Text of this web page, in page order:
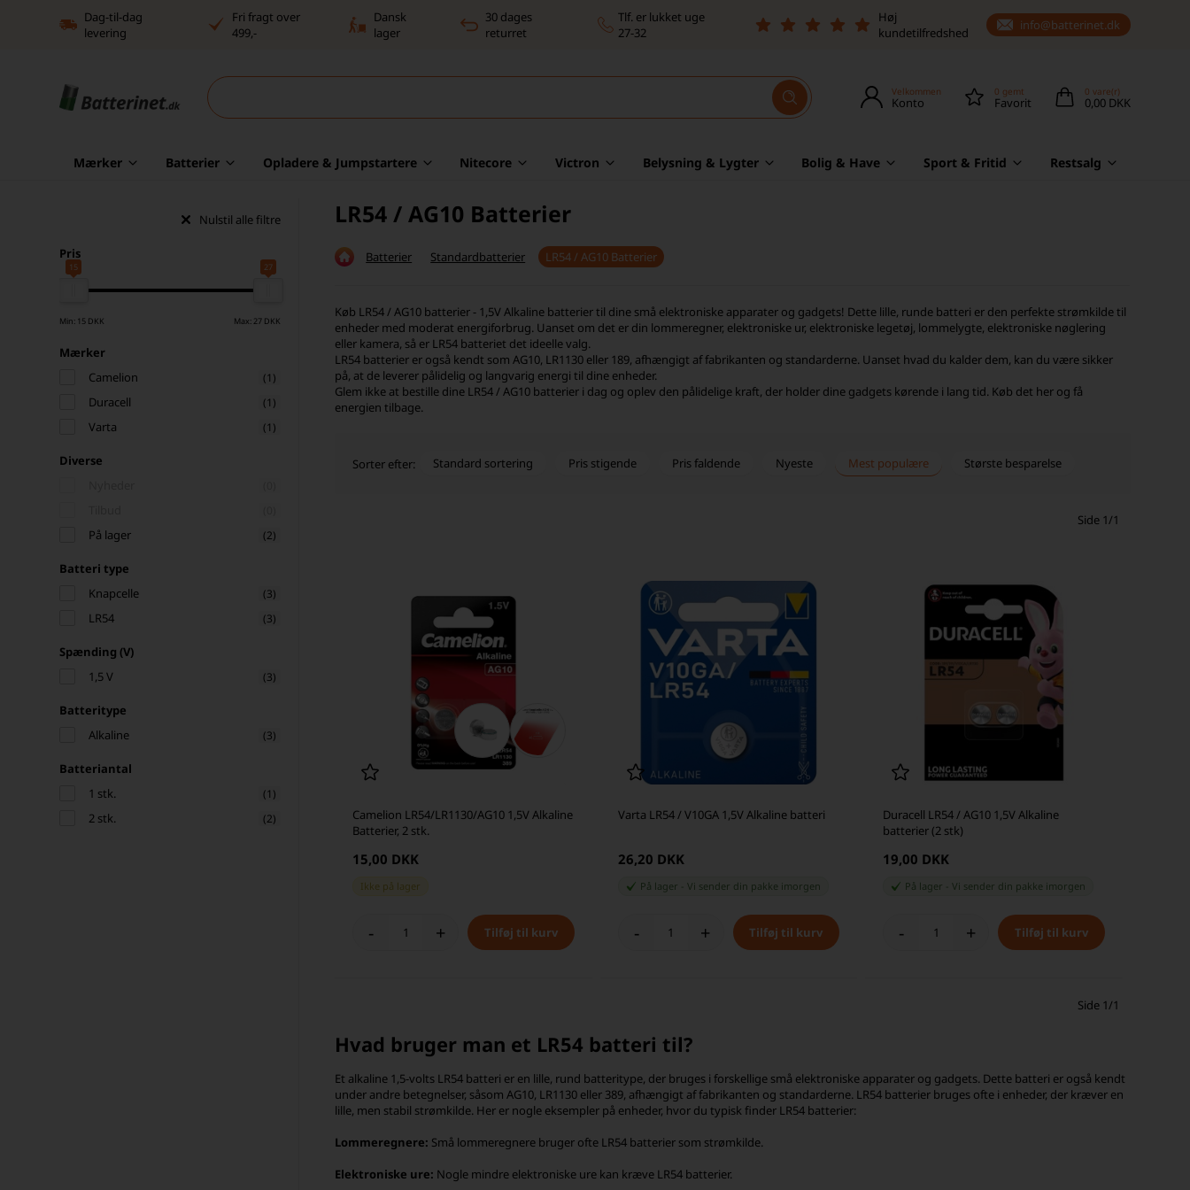
Dag-til-dag
levering
Fri fragt over
499,-
Dansk
lager
30 dages
returret
Tlf. er lukket uge
27-32
Høj
kundetilfredshed
info@batterinet.dk
Velkommen
Konto
0 gemt
Favorit
0 vare(r)
0,00 DKK
Mærker Batterier Opladere & Jumpstartere Nitecore Victron Belysning & Lygter Bolig & Have Sport & Fritid Restsalg
Nulstil alle filtre
Pris
15 27
Min: 15 DKK Max: 27 DKK
Mærker
Camelion
(1)
Duracell (1)
Varta (1)
Diverse
På lager (2)
Batteri type
Knapcelle
(3)
LR54 (3)
Spænding (V)
1,5 V
(3)
Batteritype
Alkaline
(3)
Batteriantal
1 stk.
(1)
2 stk. (2)
LR54 / AG10 Batterier
Batterier Standardbatterier LR54 / AG10 Batterier
Køb LR54 / AG10 batterier - 1,5V Alkaline batterier til dine små elektroniske apparater og gadgets! Dette lille, runde batteri er den perfekte strømkilde til
enheder med moderat energiforbrug. Uanset om det er din lommeregner, elektroniske ur, elektroniske legetøj, lommelygte, elektroniske nøglering
eller kamera, så er LR54 batteriet det ideelle valg.
LR54 batterier er også kendt som AG10, LR1130 eller 189, afhængigt af fabrikanten og standarderne. Uanset hvad du kalder dem, kan du være sikker
på, at de leverer pålidelig og langvarig energi til dine enheder.
Glem ikke at bestille dine LR54 / AG10 batterier i dag og oplev den pålidelige kraft, der holder dine gadgets kørende i lang tid. Køb det her og få
energien tilbage.
Sorter efter: Standard sortering Pris stigende Pris faldende Nyeste Mest populære Største besparelse
Side 1/1
Camelion LR54/LR1130/AG10 1,5V Alkaline
Batterier, 2 stk.
15,00 DKK
Ikke på lager
- +
Varta LR54 / V10GA 1,5V Alkaline batteri
26,20 DKK
På lager Vi sender din pakke imorgen
- +
Duracell LR54 / AG10 1,5V Alkaline
batterier (2 stk)
19,00 DKK
På lager -Vi sender din pakke imorgen
- +
Side 1/1
Hvad bruger man et LR54 batteri til?
Et alkaline 1,5-volts LR54 batteri er en lille, rund batteritype, der bruges i forskellige små elektroniske apparater og gadgets. Dette batteri er også kendt
under andre betegnelser, såsom AG10, LR1130 eller 389, afhængigt af fabrikanten og standarderne. LR54 batterier bruges ofte i enheder, der kræver en
lille, men stabil strømkilde. Her er nogle eksempler på enheder, hvor du typisk finder LR54 batterier:
Lommeregnere: Små lommeregnere bruger ofte LR54 batterier som strømkilde.
Elektroniske ure: Nogle mindre elektroniske ure kan kræve LR54 batterier.